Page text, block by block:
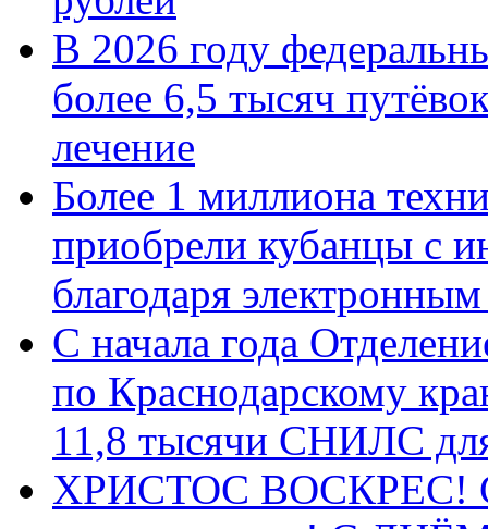
В 2026 году
более 6,5 тысяч
лечение
Более 1 миллиона
приобрели кубанцы с
благодаря
С начала года
по Краснодарскому
11,8 тысячи СНИЛС
ХРИСТОС ВОСКРЕС! С